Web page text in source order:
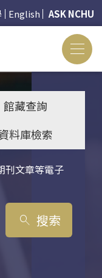
English ASK NCHU
館藏查詢
料庫檢索
刊文章等電子
search 搜索